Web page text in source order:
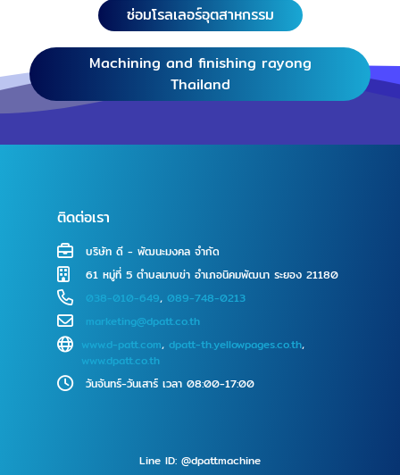
ซ่อมโรลเลอร์อุตสาหกรรม
Machining and finishing rayong
Thailand
ติดต่อเรา
บริษัท ดี - พัฒนะมงคล จำกัด
61 หมู่ที่ 5 ตำบลมาบข่า อำเภอนิคมพัฒนา ระยอง 21180
038-010-649, 089-748-0213
marketing@dpatt.co.th
www.d-patt.com,dpatt-th.yellowpages.co.th,
www.dpatt.co.th
วันจันทร์-วันเสาร์ เวลา 08:00-17:00
Line ID: @dpattmachine